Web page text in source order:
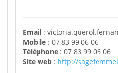
Email :
Mobile : 07 83 99 06 06
Téléphone : 07 83 99 06 06
Site web : http://